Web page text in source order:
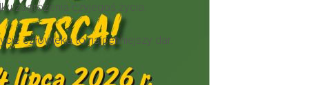
zagrożenia czyjegoś życia.
człowieka to najcenniejszy dar.